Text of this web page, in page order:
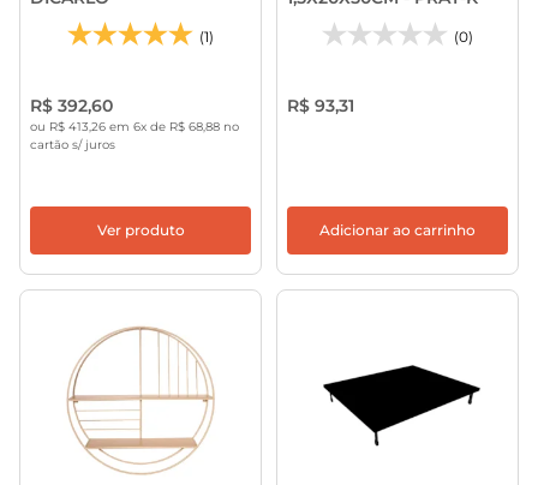
(1)
R$ 392,60
ou R$ 413,26 em 6x de R$ 68,88 no
cartão s/ juros
Ver produto
(0)
R$ 93,31
Adicionar ao carrinho